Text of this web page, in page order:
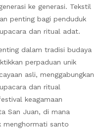
ke generasi. Tekstil
penting bagi penduduk
dan ritual adat.
dalam tradisi budaya
perpaduan unik
asli, menggabungkan
dan ritual
keagamaan
San Juan, di mana
menghormati santo